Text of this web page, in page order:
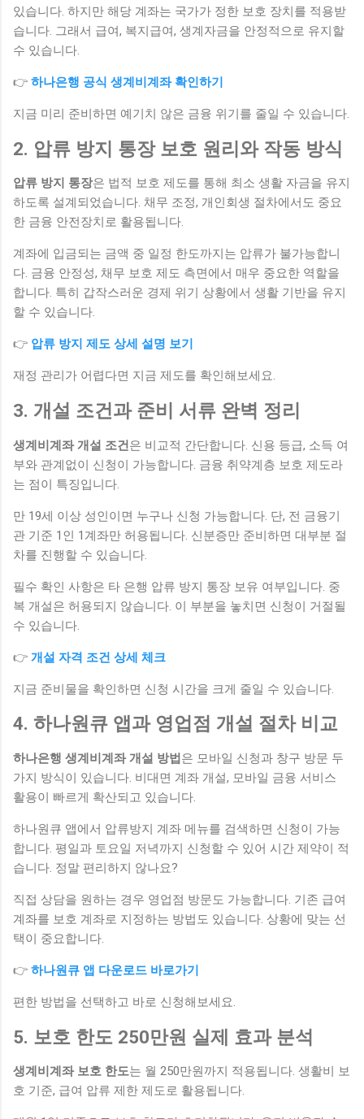
있습니다. 하지만 해당 계좌는 국가가 정한 보호 장치를 적용받
습니다. 그래서 급여, 복지급여, 생계자금을 안정적으로 유지할
수 있습니다.
👉 하나은행 공식 생계비계좌 확인하기
지금 미리 준비하면 예기치 않은 금융 위기를 줄일 수 있습니다.
2. 압류 방지 통장 보호 원리와 작동 방식
압류 방지 통장은 법적 보호 제도를 통해 최소 생활 자금을 유지
하도록 설계되었습니다. 채무 조정, 개인회생 절차에서도 중요
한 금융 안전장치로 활용됩니다.
계좌에 입금되는 금액 중 일정 한도까지는 압류가 불가능합니
다. 금융 안정성, 채무 보호 제도 측면에서 매우 중요한 역할을
합니다. 특히 갑작스러운 경제 위기 상황에서 생활 기반을 유지
할 수 있습니다.
👉 압류 방지 제도 상세 설명 보기
재정 관리가 어렵다면 지금 제도를 확인해보세요.
3. 개설 조건과 준비 서류 완벽 정리
생계비계좌 개설 조건 은 비교적 간단합니다. 신용 등급, 소득 여
부와 관계없이 신청이 가능합니다. 금융 취약계층 보호 제도라
는 점이 특징입니다.
만 19세 이상 성인이면 누구나 신청 가능합니다. 단, 전 금융기
관 기준 1인 1계좌만 허용됩니다. 신분증만 준비하면 대부분 절
차를 진행할 수 있습니다.
필수 확인 사항은 타 은행 압류 방지 통장 보유 여부입니다. 중
복 개설은 허용되지 않습니다. 이 부분을 놓치면 신청이 거절될
수 있습니다.
👉 개설 자격 조건 상세 체크
지금 준비물을 확인하면 신청 시간을 크게 줄일 수 있습니다.
4. 하나원큐 앱과 영업점 개설 절차 비교
하나은행 생계비계좌 개설 방법 은 모바일 신청과 창구 방문 두
가지 방식이 있습니다. 비대면 계좌 개설, 모바일 금융 서비스
활용이 빠르게 확산되고 있습니다.
하나원큐 앱에서 압류방지 계좌 메뉴를 검색하면 신청이 가능
합니다. 평일과 토요일 저녁까지 신청할 수 있어 시간 제약이 적
습니다. 정말 편리하지 않나요?
직접 상담을 원하는 경우 영업점 방문도 가능합니다. 기존 급여
계좌를 보호 계좌로 지정하는 방법도 있습니다. 상황에 맞는 선
택이 중요합니다.
👉 하나원큐 앱 다운로드 바로가기
편한 방법을 선택하고 바로 신청해보세요.
5. 보호 한도 250만원 실제 효과 분석
생계비계좌 보호 한도는 월 250만원까지 적용됩니다. 생활비 보
호 기준, 급여 압류 제한 제도로 활용됩니다.